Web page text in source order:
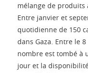
mélange de produits
Entre janvier et
quotidienne de 150
dans Gaza. Entre le
nombre est tombé à
jour et la